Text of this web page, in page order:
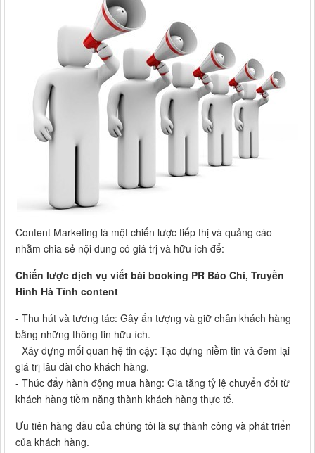
Content Marketing là một chiến lược tiếp thị và quảng cáo
nhằm chia sẻ nội dung có giá trị và hữu ích để:
Chiến lược dịch vụ viết bài booking PR Báo Chí, Truyền
Hình Hà Tĩnh content
- Thu hút và tương tác: Gây ấn tượng và giữ chân khách hàng
bằng những thông tin hữu ích.
- Xây dựng mối quan hệ tin cậy: Tạo dựng niềm tin và đem lại
giá trị lâu dài cho khách hàng.
- Thúc đẩy hành động mua hàng: Gia tăng tỷ lệ chuyển đổi từ
khách hàng tiềm năng thành khách hàng thực tế.
Ưu tiên hàng đầu của chúng tôi là sự thành công và phát triển
của khách hàng.